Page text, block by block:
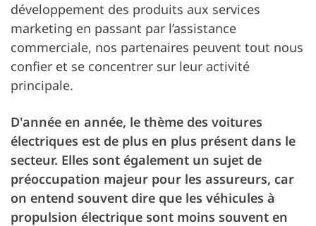
développement des produits aux services
marketing en passant par l’assistance
commerciale, nos partenaires peuvent tout nous
confier et se concentrer sur leur activité
principale.
D'année en année, le thème des voitures
électriques est de plus en plus présent dans le
secteur. Elles sont également un sujet de
préoccupation majeur pour les assureurs, car
on entend souvent dire que les véhicules à
propulsion électrique sont moins souvent en